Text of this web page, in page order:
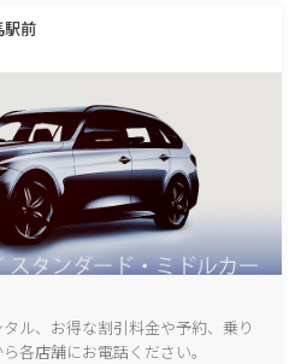
駅前
ル、お得な割引料金や予約、乗り
各店舗にお電話ください。